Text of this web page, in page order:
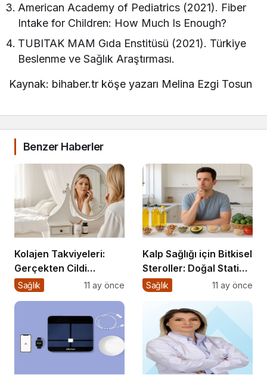
American Academy of Pediatrics (2021). Fiber
Intake for Children: How Much Is Enough?
TUBITAK MAM Gıda Enstitüsü (2021). Türkiye
Beslenme ve Sağlık Araştırması.
Kaynak: bihaber.tr köşe yazarı Melina Ezgi Tosun
Benzer Haberler
Kolajen Takviyeleri:
Gerçekten Cildi
Gençleştiriyor mu?
Sağlık 11 ay önce
Kalp Sağlığı için Bitkisel
Steroller: Doğal Statin
Etkisi
Sağlık 11 ay önce